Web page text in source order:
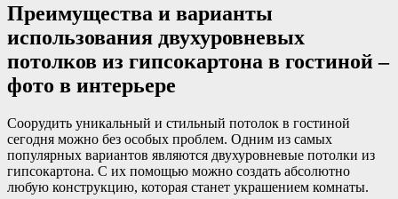
Преимущества и варианты
использования двухуровневых
потолков из гипсокартона в гостиной –
фото в интерьере
Соорудить уникальный и стильный потолок в гостиной
сегодня можно без особых проблем. Одним из самых
популярных вариантов являются двухуровневые потолки из
гипсокартона. С их помощью можно создать абсолютно
любую конструкцию, которая станет украшением комнаты.